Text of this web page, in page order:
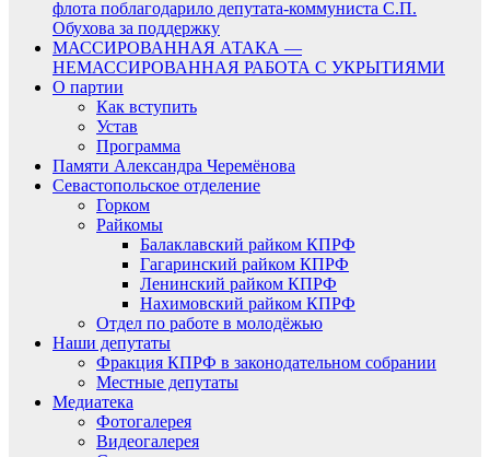
флота поблагодарило депутата-коммуниста С.П.
Обухова за поддержку
МАССИРОВАННАЯ АТАКА —
НЕМАССИРОВАННАЯ РАБОТА С УКРЫТИЯМИ
О партии
Как вступить
Устав
Программа
Памяти Александра Черемёнова
Севастопольское отделение
Горком
Райкомы
Балаклавский райком КПРФ
Гагаринский райком КПРФ
Ленинский райком КПРФ
Нахимовский райком КПРФ
Отдел по работе в молодёжью
Наши депутаты
Фракция КПРФ в законодательном собрании
Местные депутаты
Медиатека
Фотогалерея
Видеогалерея